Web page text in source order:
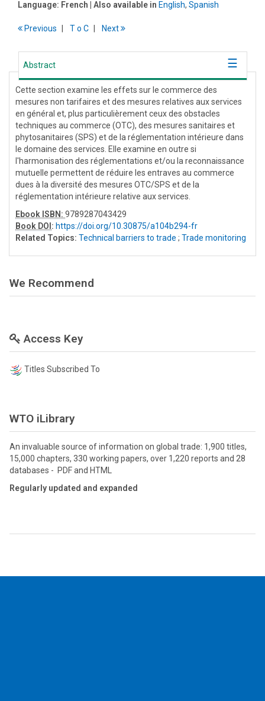
Language: French | Also available in English, Spanish
Previous To C Next
Abstract
Cette section examine les effets sur le commerce des
mesures non tarifaires et des mesures relatives aux services
en général et, plus particulièrement ceux des obstacles
techniques au commerce (OTC), des mesures sanitaires et
phytosanitaires (SPS) et de la réglementation intérieure dans
le domaine des services. Elle examine en outre si
l'harmonisation des réglementations et/ou la reconnaissance
mutuelle permettent de réduire les entraves au commerce
dues à la diversité des mesures OTC/SPS et de la
réglementation intérieure relative aux services.
Ebook ISBN: 9789287043429
Book DOI : https://doi.org/10.30875/a104b294-fr
Related Topics: Technical barriers to trade ; Trade monitoring
We Recommend
Access Key
Titles Subscribed To
WTO iLibrary
An invaluable source of information on global trade: 1,900 titles,
15,000 chapters, 330 working papers, over 1,220 reports and 28
databases - PDF and HTML
Regularly updated and expanded